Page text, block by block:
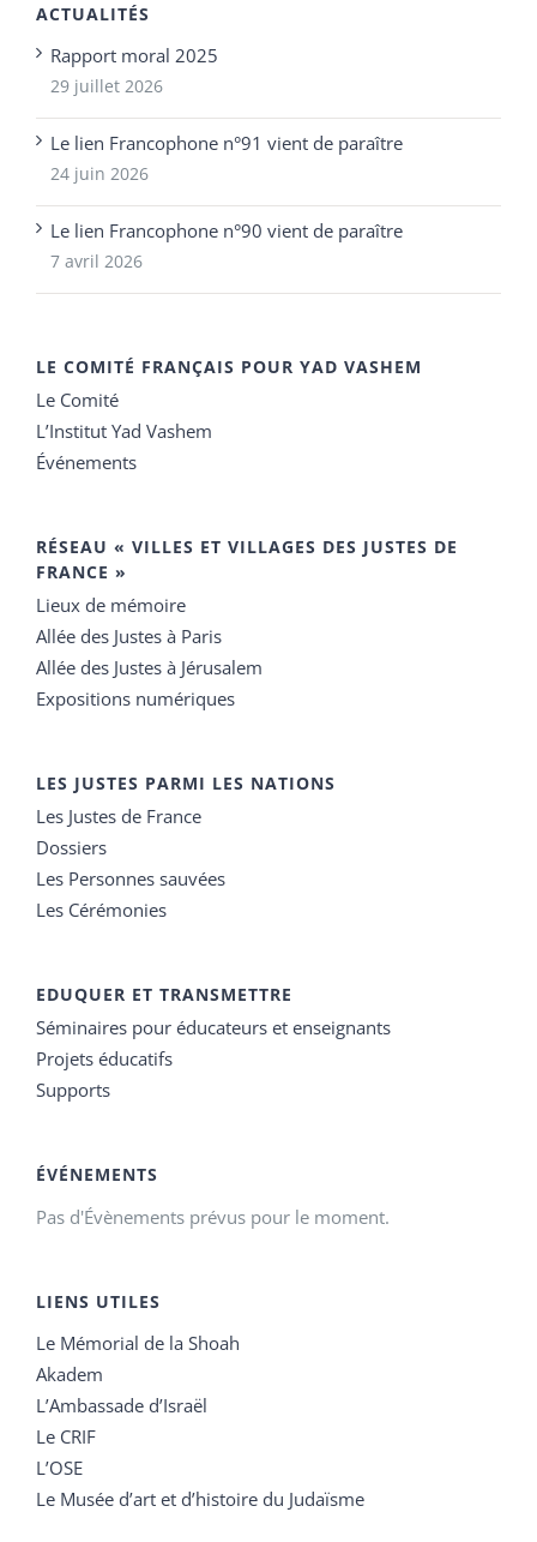
ACTUALITÉS
Rapport moral 2025
29 juillet 2026
Le lien Francophone n°91 vient de paraître
24 juin 2026
Le lien Francophone n°90 vient de paraître
7 avril 2026
LE COMITÉ FRANÇAIS POUR YAD VASHEM
Le Comité
L’Institut Yad Vashem
Événements
RÉSEAU « VILLES ET VILLAGES DES JUSTES DE
FRANCE »
Lieux de mémoire
Allée des Justes à Paris
Allée des Justes à Jérusalem
Expositions numériques
LES JUSTES PARMI LES NATIONS
Les Justes de France
Dossiers
Les Personnes sauvées
Les Cérémonies
EDUQUER ET TRANSMETTRE
Séminaires pour éducateurs et enseignants
Projets éducatifs
Supports
ÉVÉNEMENTS
Pas d'Évènements prévus pour le moment.
LIENS UTILES
Le Mémorial de la Shoah
Akadem
L’Ambassade d’Israël
Le CRIF
L’OSE
Le Musée d’art et d’histoire du Judaïsme